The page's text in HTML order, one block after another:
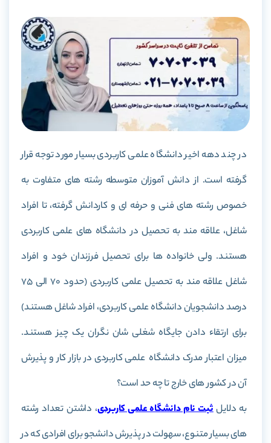
در چند دهه اخیر دانشگاه علمی کاربردی بسیار مورد توجه قرار
گرفته است. از دانش آموزان متوسطه رشته های متفاوت به
خصوص رشته های فنی و حرفه ای و کاردانش گرفته، تا افراد
شاغل، علاقه مند به تحصیل در دانشگاه های علمی کاربردی
هستند. ولی خانواده ها برای تحصیل فرزندان خود و افراد
شاغل علاقه مند به تحصیل علمی کاربردی (حدود 70 الی 75
درصد دانشجویان دانشگاه علمی کاربردی، افراد شاغل هستند)
برای ارتقاء دادن جایگاه شغلی شان نگران یک چیز هستند.
میزان اعتبار مدرک دانشگاه علمی کاربردی در بازار کار و پذیرش
آن در کشور های خارج تا چه حد است؟
به دلایلثبت نام دانشگاه علمی کاربردی، داشتن تعداد رشته
های بسیار متنوع، سهولت در پذیرش دانشجو برای افرادی که در